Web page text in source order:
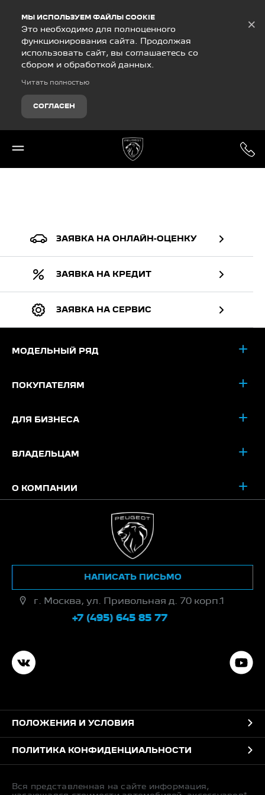
МЫ ИСПОЛЬЗУЕМ ФАЙЛЫ COOKIE
Это необходимо для полноценного
функционирования сайта. Продолжая
использовать сайт, вы соглашаетесь со
сбором и обработкой данных.
Читать полностью
СОГЛАСЕН
×
ЗАЯВКА НА ОНЛАЙН-ОЦЕНКУ
ЗАЯВКА НА КРЕДИТ
ЗАЯВКА НА СЕРВИС
МОДЕЛЬНЫЙ РЯД
ПОКУПАТЕЛЯМ
ДЛЯ БИЗНЕСА
ВЛАДЕЛЬЦАМ
О КОМПАНИИ
г. Москва, ул. Привольная д. 70 корп.1
+7 (495) 645 85 77
НАПИСАТЬ ПИСЬМО
ПОЛОЖЕНИЯ И УСЛОВИЯ
ПОЛИТИКА КОНФИДЕНЦИАЛЬНОСТИ
Вся представленная на сайте информация,